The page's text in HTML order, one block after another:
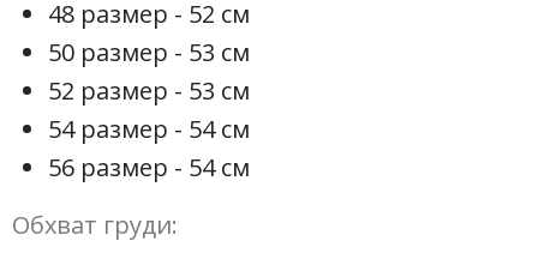
48 размер - 52 см
50 размер - 53 см
52 размер - 53 см
54 размер - 54 см
56 размер - 54 см
Обхват груди: